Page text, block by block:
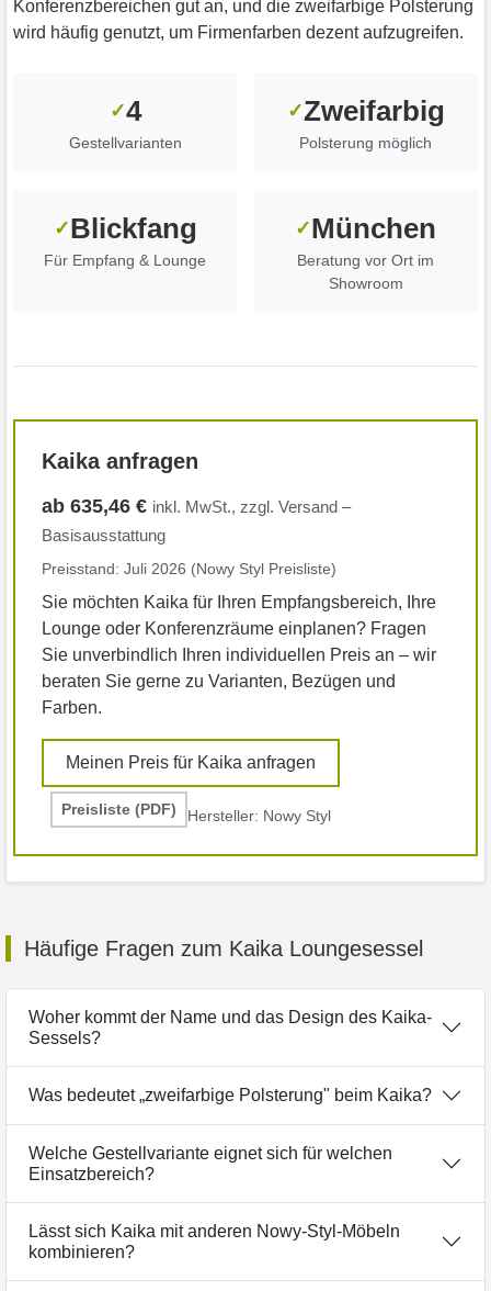
Konferenzbereichen gut an, und die zweifarbige Polsterung
wird häufig genutzt, um Firmenfarben dezent aufzugreifen.
✓4
Gestellvarianten
✓Zweifarbig
Polsterung möglich
✓Blickfang
Für Empfang & Lounge
✓München
Beratung vor Ort im
Showroom
Kaika anfragen
ab 635,46 € inkl. MwSt., zzgl. Versand –
Basisausstattung
Preisstand: Juli 2026 (Nowy Styl Preisliste)
Sie möchten Kaika für Ihren Empfangsbereich, Ihre
Lounge oder Konferenzräume einplanen? Fragen
Sie unverbindlich Ihren individuellen Preis an – wir
beraten Sie gerne zu Varianten, Bezügen und
Farben.
Meinen Preis für Kaika anfragen
Preisliste (PDF) Hersteller: Nowy Styl
Häufige Fragen zum Kaika Loungesessel
Woher kommt der Name und das Design des Kaika-
Sessels?
Was bedeutet „zweifarbige Polsterung" beim Kaika?
Welche Gestellvariante eignet sich für welchen
Einsatzbereich?
Lässt sich Kaika mit anderen Nowy-Styl-Möbeln
kombinieren?